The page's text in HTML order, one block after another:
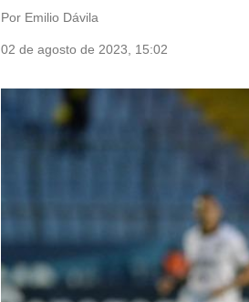
Por Emilio Dávila
02 de agosto de 2023, 15:02